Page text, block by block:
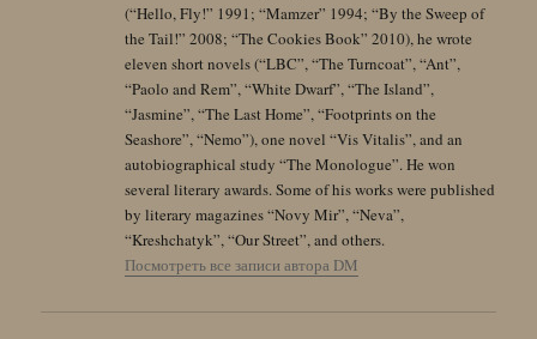
(“Hello, Fly!” 1991; “Mamzer” 1994; “By the Sweep of
the Tail!” 2008; “The Cookies Book” 2010), he wrote
eleven short novels (“LBC”, “The Turncoat”, “Ant”,
“Paolo and Rem”, “White Dwarf”, “The Island”,
“Jasmine”, “The Last Home”, “Footprints on the
Seashore”, “Nemo”), one novel “Vis Vitalis”, and an
autobiographical study “The Monologue”. He won
several literary awards. Some of his works were published
by literary magazines “Novy Mir”, “Neva”,
“Kreshchatyk”, “Our Street”, and others.
Посмотреть все записи автора DM